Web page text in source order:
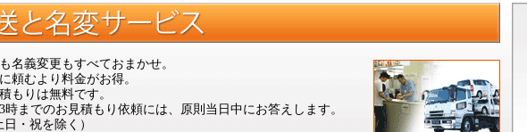
名義変更もすべておまかせ。
頼むより料金がお得。
もりは無料です。
時までのお見積もり依頼には、原則当日中にお答えします。
・祝を除く）